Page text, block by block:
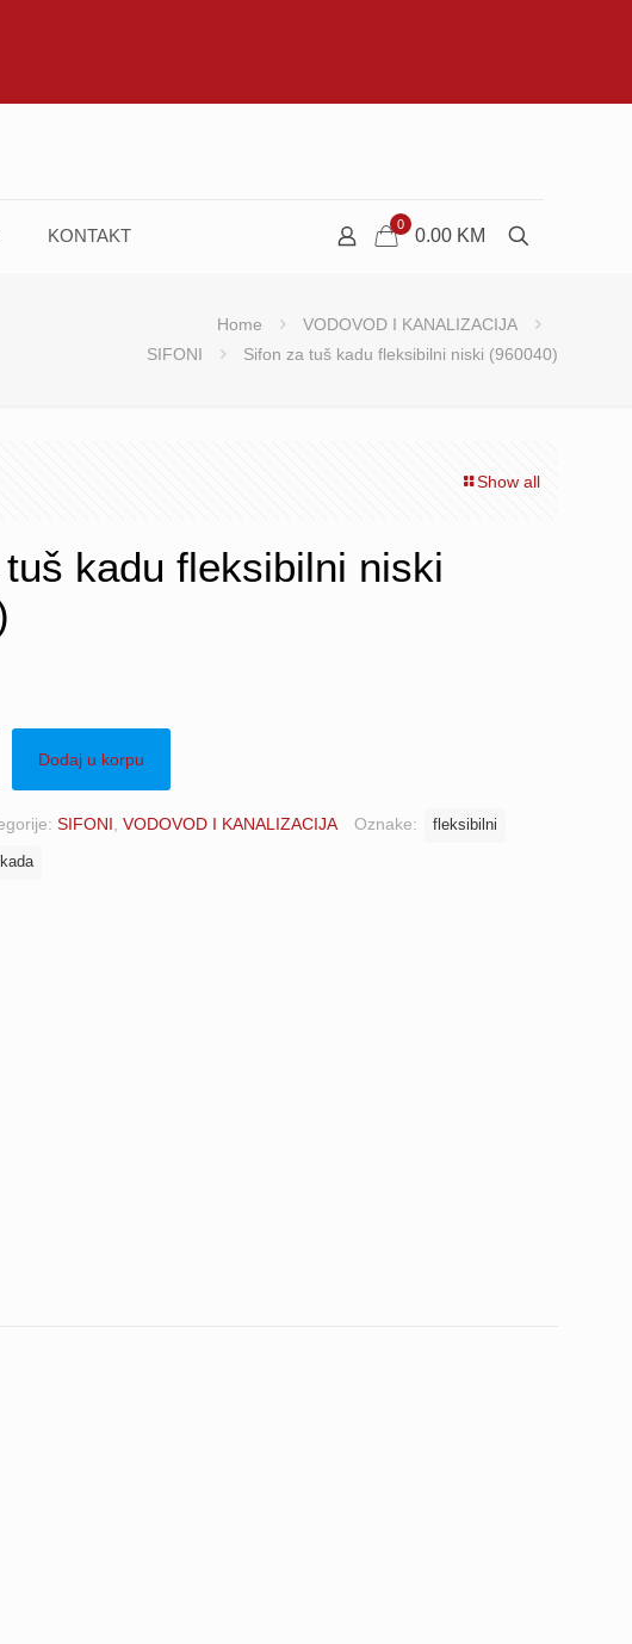
KONTAKT
0
0.00 KM
Home
VODOVOD I KANALIZACIJA
SIFONI
Sifon za tuš kadu fleksibilni niski (960040)
Show all
kadu fleksibilni niski
Dodaj u korpu
SIFONI VODOVOD I KANALIZACIJA Oznake: fleksibilni